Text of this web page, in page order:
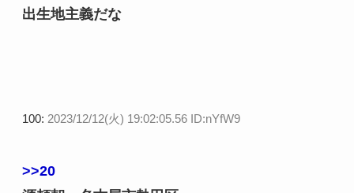
出生地主義だな
100: 2023/12/12(火) 19:02:05.56 ID:nYfW9
>>20